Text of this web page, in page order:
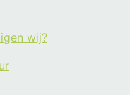
wij?